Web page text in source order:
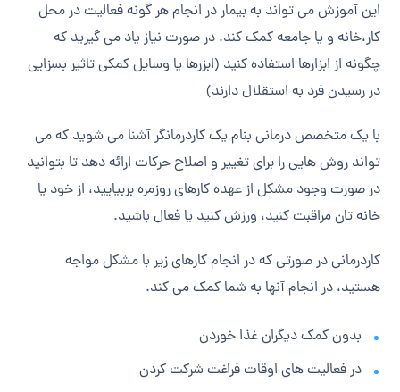
این آموزش می تواند به بیمار در انجام هر گونه فعالیت در محل
کار،خانه و یا جامعه کمک کند. در صورت نیاز یاد می گیرید که
چگونه از ابزارها استفاده کنید (ابزرها یا وسایل کمکی تاثیر بسزایی
در رسیدن فرد به استقلال دارند)
با یک متخصص درمانی بنام یک کاردرمانگر آشنا می شوید که می
تواند روش هایی را برای تغییر و اصلاح حرکات ارائه دهد تا بتوانید
در صورت وجود مشکل از عهده کارهای روزمره بربیایید، از خود یا
خانه تان مراقبت کنید، ورزش کنید یا فعال باشید.
کاردرمانی در صورتی که در انجام کارهای زیر با مشکل مواجه
هستید، در انجام آنها به شما کمک می کند.
بدون کمک دیگران غذا خوردن
در فعالیت های اوقات فراغت شرکت کردن